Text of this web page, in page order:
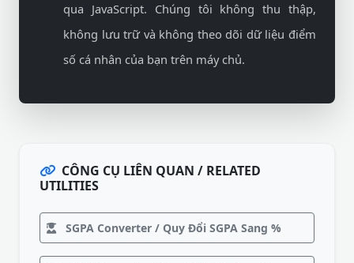
qua JavaScript. Chúng tôi không thu thập,
không lưu trữ và không theo dõi dữ liệu điểm
số cá nhân của bạn trên máy chủ.
CÔNG CỤ LIÊN QUAN / RELATED
UTILITIES
SGPA Converter / Quy Đổi SGPA Sang %